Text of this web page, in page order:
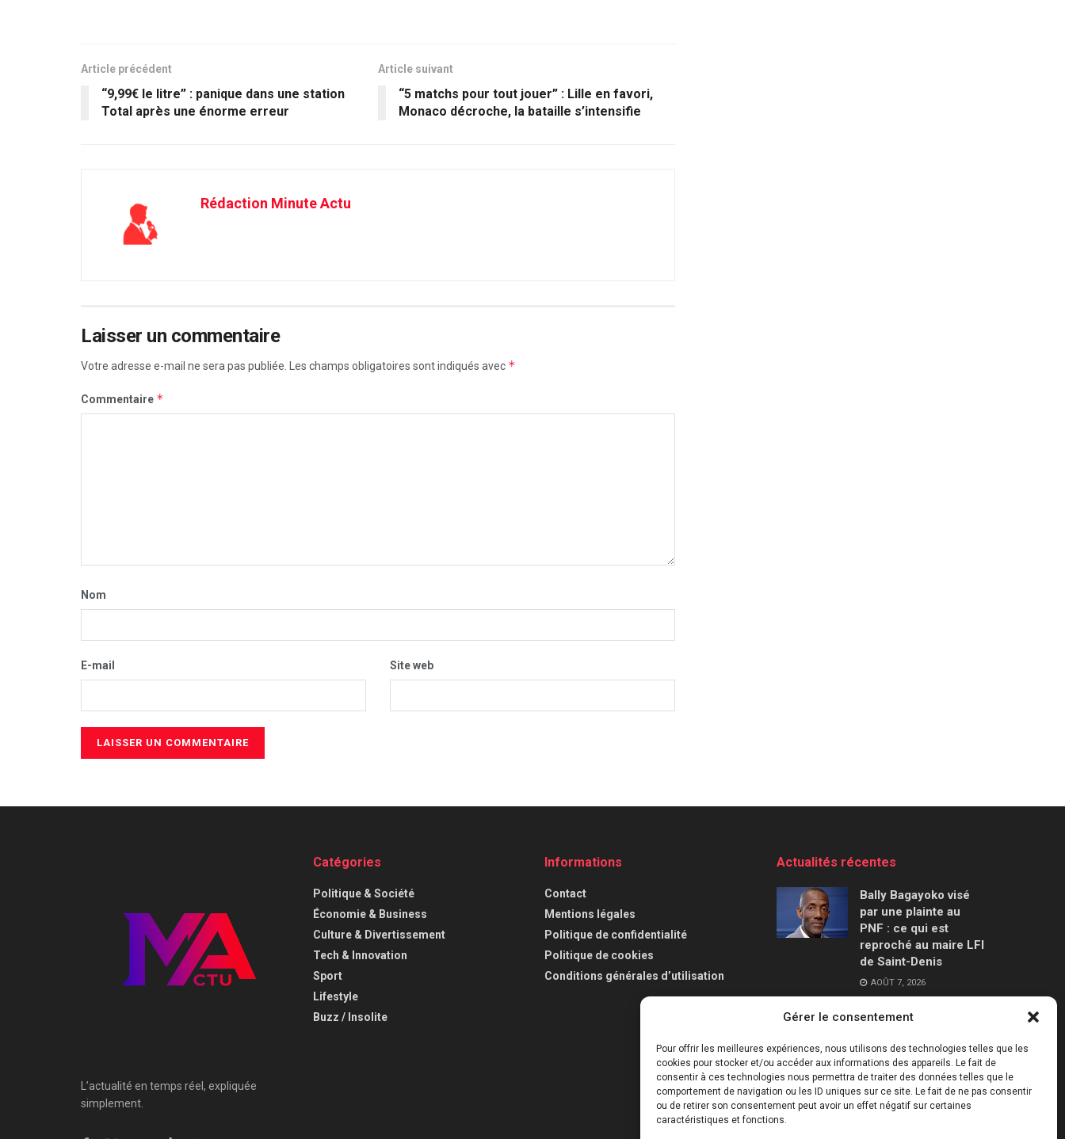
Gérer le consentement
Pour offrir les meilleures expériences, nous utilisons des technologies telles que les
cookies pour stocker et/ou accéder aux informations des appareils. Le fait de
consentir à ces technologies nous permettra de traiter des données telles que le
comportement de navigation ou les ID uniques sur ce site. Le fait de ne pas consentir
ou de retirer son consentement peut avoir un effet négatif sur certaines
caractéristiques et fonctions.
Article précédent
“9,99€ le litre” : panique dans une station
Total après une énorme erreur
Article suivant
“5 matchs pour tout jouer” : Lille en favori,
Monaco décroche, la bataille s’intensifie
Rédaction Minute Actu
Laisser un commentaire
Votre adresse e-mail ne sera pas publiée. Les champs obligatoires sont indiqués avec *
Commentaire *
Nom
E-mail Site web
L’actualité en temps réel, expliquée
simplement.
Catégories
⁠Politique & Société
Économie & Business
⁠Culture & Divertissement
⁠Tech & Innovation
Sport
Lifestyle
Buzz / Insolite
Informations
Contact
Mentions légales
Politique de confidentialité
Politique de cookies
Conditions générales d’utilisation
Actualités récentes
Bally Bagayoko visé
par une plainte au
PNF : ce qui est
reproché au maire LFI
de Saint-Denis
AOÛT 7, 2026
Mercato : le Barça
accord à 50 M€ avec
Manchester City pour
AOÛT 7, 2026